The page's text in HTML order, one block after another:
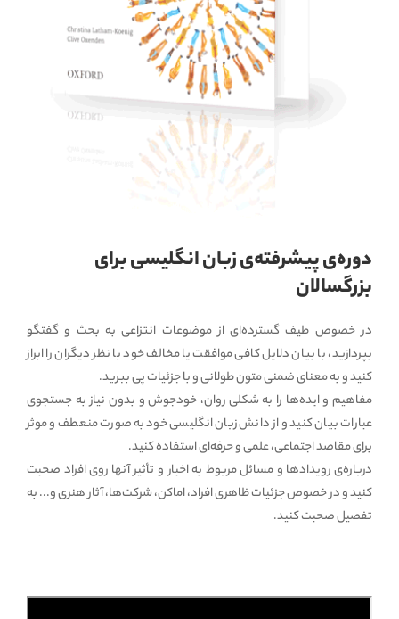
دوره‌ی پیشرفته‌ی زبان انگلیسی برای
بزرگسالان
در خصوص طیف گسترده‌ای از موضوعات انتزاعی به بحث و گفتگو
بپردازید، با بیان دلایل کافی موافقت یا مخالف خود با نظر دیگران را ابراز
کنید و به معنای ضمنی متون طولانی و با جزئیات پی ببرید.
مفاهیم و ایده‌ها را به شکلی روان، خودجوش و بدون نیاز به جستجوی
عبارات بیان کنید و از دانش زبان انگلیسی خود به صورت منعطف و موثر
برای مقاصد اجتماعی، علمی و حرفه‌ای استفاده کنید.
درباره‌ی رویدادها و مسائل مربوط به اخبار و تأثیر آنها روی افراد صحبت
کنید و در خصوص جزئیات ظاهری افراد، اماکن، شرکت‌ها، آثار هنری و... به
تفصیل صحبت کنید.